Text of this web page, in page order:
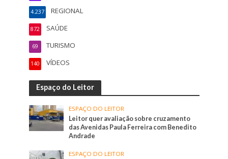
REGIONAL
4.237
SAÚDE
872
TURISMO
69
VÍDEOS
140
Espaço do Leitor
ESPAÇO DO LEITOR
Leitor quer avaliação sobre cruzamento
das Avenidas Paula Ferreira com Benedito
Andrade
ESPAÇO DO LEITOR